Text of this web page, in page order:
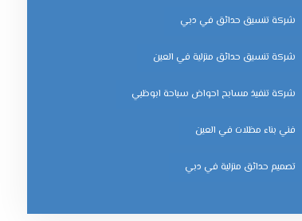
شركة تنسيق حدائق في دبي
شركة تنسيق حدائق منزلية في العين
شركة تنفيذ مسابح احواض سباحة ابوظبي
فني بناء مظلات في العين
‏تصميم حدائق منزلية في دبي